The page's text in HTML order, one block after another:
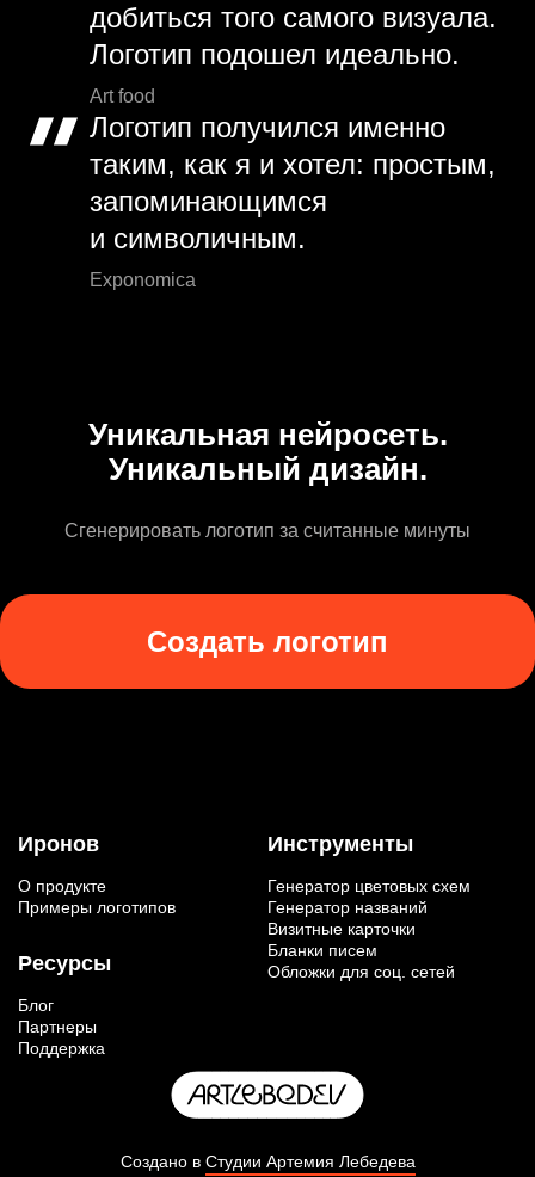
добиться того самого визуала.
Логотип подошел идеально.
Art food
Логотип получился именно
таким, как я и хотел: простым,
запоминающимся
и символичным.
Exponomica
Уникальная нейросеть.
Уникальный дизайн.
Сгенерировать логотип за считанные минуты
Создать логотип
Иронов
О продукте
Примеры логотипов
Ресурсы
Блог
Партнеры
Поддержка
Инструменты
Генератор цветовых схем
Генератор названий
Визитные карточки
Бланки писем
Обложки для соц. сетей
Создано в Студии Артемия Лебедева